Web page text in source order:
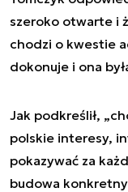
szeroko otwarte i
chodzi o kwestie
dokonuje i ona
Jak podkreślił,
polskie interesy,
pokazywać za
budowa